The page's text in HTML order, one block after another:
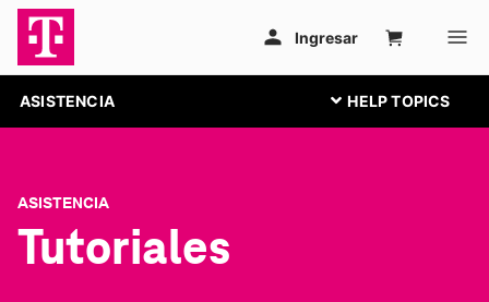
ASISTENCIA
ASISTENCIA
Tutoriales